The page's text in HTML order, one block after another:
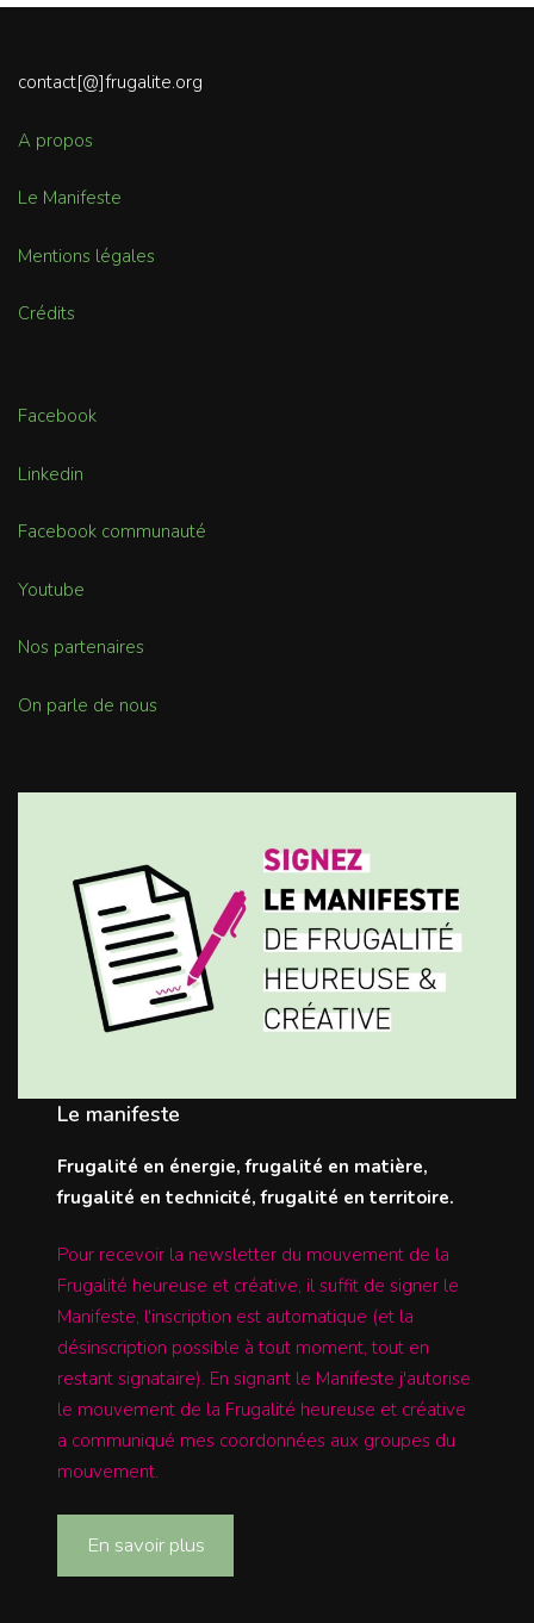
contact[@]frugalite.org
A propos
Le Manifeste
Mentions légales
Crédits
Facebook
Linkedin
Facebook communauté
Youtube
Nos partenaires
On parle de nous
Le manifeste
Frugalité en énergie, frugalité en matière,
frugalité en technicité, frugalité en territoire.
Pour recevoir la newsletter du mouvement de la
Frugalité heureuse et créative, il suffit de signer le
Manifeste, l'inscription est automatique (et la
désinscription possible à tout moment, tout en
restant signataire). En signant le Manifeste j'autorise
le mouvement de la Frugalité heureuse et créative
a communiqué mes coordonnées aux groupes du
mouvement.
En savoir plus